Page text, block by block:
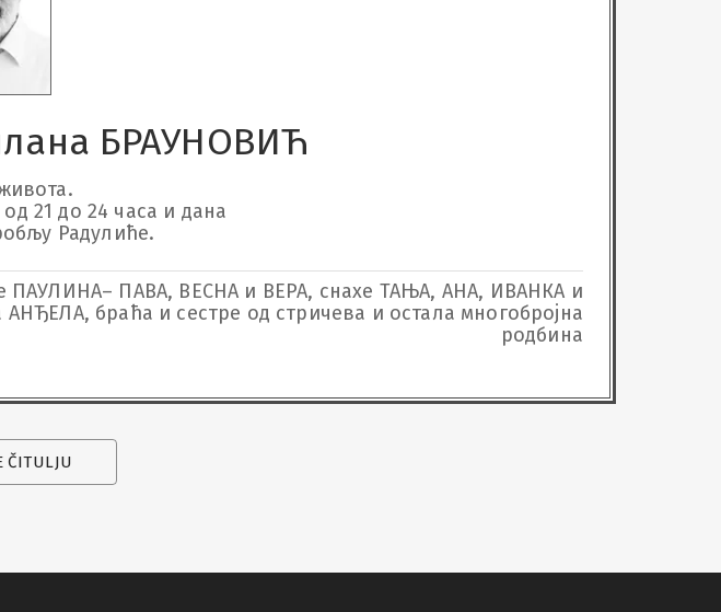
БРАУНОВИЋ
од 21 до 24 часа и дана
Радулиће.
ПАВА, ВЕСНА и ВЕРА, снахе ТАЊА, АНА, ИВАНКА и
браћа и сестре од стричева и остала многобројна
родбина
ČITULJU